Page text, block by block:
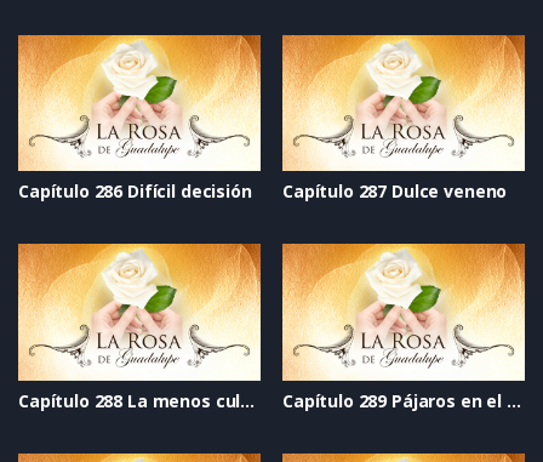
Capítulo 286 Difícil decisión Capítulo 287 Dulce veneno
Capítulo 288 La menos culpable Capítulo 289 Pájaros en el alambre